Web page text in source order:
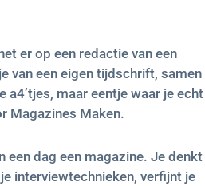
er op een redactie van een
van een eigen tijdschrift, samen
a4’tjes, maar eentje waar je echt
Magazines Maken.
een dag een magazine. Je denkt
interviewtechnieken, verfijnt je